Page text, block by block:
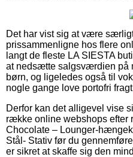
Det har vist sig at være
prissammenligne hos flere
langt de fleste LA SIESTA
at nedsætte salgsværdien på
børn, og ligeledes også til
nogle gange love portofri
Derfor kan det alligevel vise
række online webshops efter
Chocolate – Lounger-
Stål- Stativ før du
er sikret at skaffe sig den